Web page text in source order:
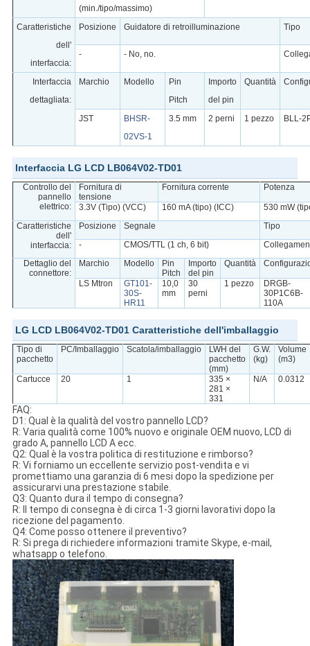
(min./tipo/massimo)
Caratteristiche
dell'
interfaccia:
Posizione Guidatore di retroilluminazione Tipo
- - No, no.
Interfaccia
dettagliata:
Marchio Modello
Pin
Pitch
Importo
del pin
Quantità
JST
BHSR-
02VS-1
3.5 mm 2 perni 1 pezzo BLL-
Interfaccia LG LCD LB064V02-TD01
Controllo del
pannello
elettrico:
Fornitura di
tensione
Fornitura corrente Potenza
3.3V (Tipo) (VCC) 160 mA (tipo) (ICC)
530 mW
Caratteristiche
dell'
interfaccia:
Posizione Segnale
Tipo
-
CMOS/TTL (1 ch, 6 bit)
Dettaglio del
connettore:
Marchio Modello
Pin
Pitch
Importo
del pin
Quantità
LS Mtron
GT101-
30S-
HR11
10,0
mm
30
perni
1 pezzo
DRGB-
30P1C6B-
110A
LG LCD LB064V02-TD01 Caratteristiche dell'imballaggio
Tipo di
pacchetto
PC/Imballaggio Scatola/imballaggio
LWH del
pacchetto
(mm)
G.W.
(kg)
Volume
(m3)
Cartucce 20 1
335 ×
281 ×
331
N/A 0.0312
FAQ:
D1: Qual è la qualità del vostro pannello LCD?
R: Varia qualità come 100% nuovo e originale OEM nuovo, LCD di
grado A, pannello LCD A ecc.
Q2: Qual è la vostra politica di restituzione e rimborso?
R: Vi forniamo un eccellente servizio post-vendita e vi
promettiamo una garanzia di 6 mesi dopo la spedizione per
assicurarvi una prestazione stabile.
Q3: Quanto dura il tempo di consegna?
R: Il tempo di consegna è di circa 1-3 giorni lavorativi dopo la
ricezione del pagamento.
Q4: Come posso ottenere il preventivo?
R: Si prega di richiedere informazioni tramite Skype, e-mail,
whatsapp o telefono.